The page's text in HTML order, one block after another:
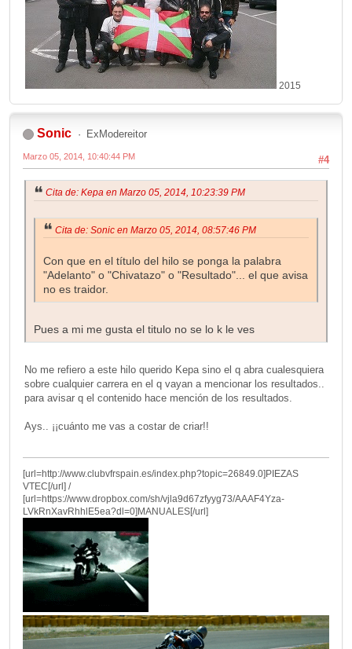
2015
Sonic ExModereitor
#4
Marzo 05, 2014, 10:40:44 PM
Cita de: Kepa en Marzo 05, 2014, 10:23:39 PM
Cita de: Sonic en Marzo 05, 2014, 08:57:46 PM
Con que en el título del hilo se ponga la palabra
"Adelanto" o "Chivatazo" o "Resultado"... el que avisa
no es traidor.
Pues a mi me gusta el titulo no se lo k le ves
No me refiero a este hilo querido Kepa sino el q abra cualesquiera
sobre cualquier carrera en el q vayan a mencionar los resultados..
para avisar q el contenido hace mención de los resultados.
Ays.. ¡¡cuánto me vas a costar de criar!!
[url=http://www.clubvfrspain.es/index.php?topic=26849.0]PIEZAS
VTEC[/url] /
[url=https://www.dropbox.com/sh/vjla9d67zfyyg73/AAAF4Yza-
LVkRnXavRhhlE5ea?dl=0]MANUALES[/url]